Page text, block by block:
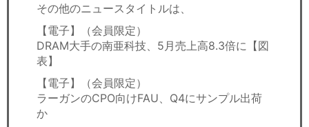
その他のニュースタイトルは、
【電子】（会員限定）
DRAM大手の南亜科技、5月売上高8.3倍に【図
表】
【電子】（会員限定）
ラーガンのCPO向けFAU、Q4にサンプル出荷
か